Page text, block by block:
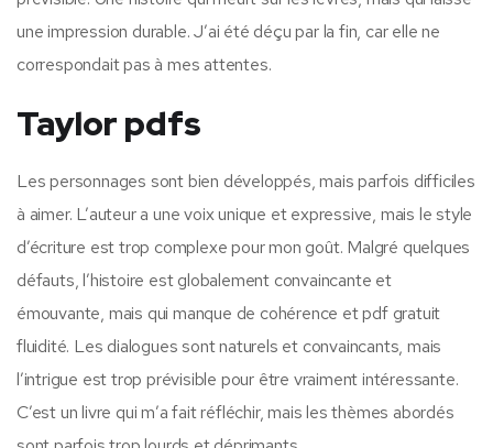
une impression durable. J’ai été déçu par la fin, car elle ne
correspondait pas à mes attentes.
Taylor pdfs
Les personnages sont bien développés, mais parfois difficiles
à aimer. L’auteur a une voix unique et expressive, mais le style
d’écriture est trop complexe pour mon goût. Malgré quelques
défauts, l’histoire est globalement convaincante et
émouvante, mais qui manque de cohérence et pdf gratuit
fluidité. Les dialogues sont naturels et convaincants, mais
l’intrigue est trop prévisible pour être vraiment intéressante.
C’est un livre qui m’a fait réfléchir, mais les thèmes abordés